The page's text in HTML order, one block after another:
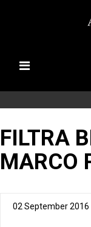
Navigazione
FILTRA
MARCO
02 September 2016